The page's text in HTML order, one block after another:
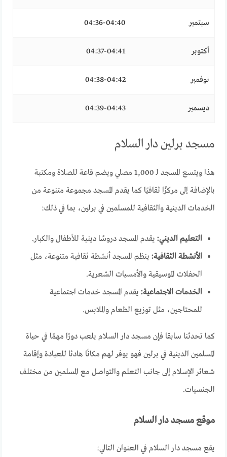
سبتمبر 04:36-04:40
أكتوبر 04:37-04:41
نوفمبر 04:38-04:42
ديسمبر 04:39-04:43
مسجد برلين دار السلام
هذا ويتسع المسجد لـ 1,000 مصلي ويضم قاعة للصلاة ومكتبة
بالإضافة إلى مركزًا ثقافيًا كما يقدم المسجد مجموعة متنوعة من
الخدمات الدينية والثقافية للمسلمين في برلين، بما في ذلك:
التعليم الديني: يقدم المسجد دروسًا دينية للأطفال والكبار.
الأنشطة الثقافية: ينظم المسجد أنشطة ثقافية متنوعة، مثل
الحفلات الموسيقية والأمسيات الشعرية.
الخدمات الاجتماعية: يقدم المسجد خدمات اجتماعية
للمحتاجين، مثل توزيع الطعام والملابس.
كما تحدثنا سابقا فإن مسجد دار السلام يلعب دورًا مهمًا في حياة
المسلمين الدينية في برلين فهو يوفر لهم مكانًا هادئا للعبادة وإقامة
شعائر الإسلام إلى جانب التعلم والتواصل مع المسلمين من مختلف
الجنسيات.
موقع مسجد دار السلام
يقع مسجد دار السلام في العنوان التالي: